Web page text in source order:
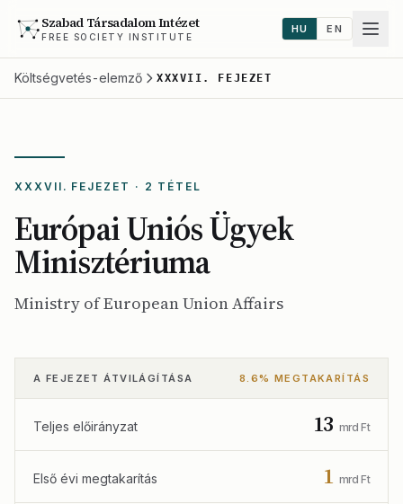
Szabad Társadalom Intézet
FREE SOCIETY INSTITUTE
HU EN
Költségvetés-elemző XXXVII. FEJEZET
XXXVII. FEJEZET · 2 TÉTEL
Európai Uniós Ügyek
Minisztériuma
Ministry of European Union Affairs
A FEJEZET ÁTVILÁGÍTÁSA 8.6% MEGTAKARÍTÁS
Teljes előirányzat 13 mrd Ft
Első évi megtakarítás 1 mrd Ft